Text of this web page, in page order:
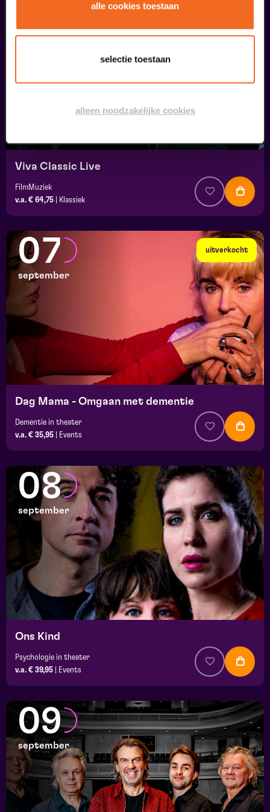
alle cookies toestaan
selectie toestaan
alleen noodzakelijke cookies
Viva Classic Live
FilmMuziek
v.a. € 64,75
Klassiek
uitverkocht
07
september
Dag Mama - Omgaan met dementie
Dementie in theater
v.a. € 35,95
Events
08
september
Ons Kind
Psychologie in theater
v.a. € 39,95
Events
09
september